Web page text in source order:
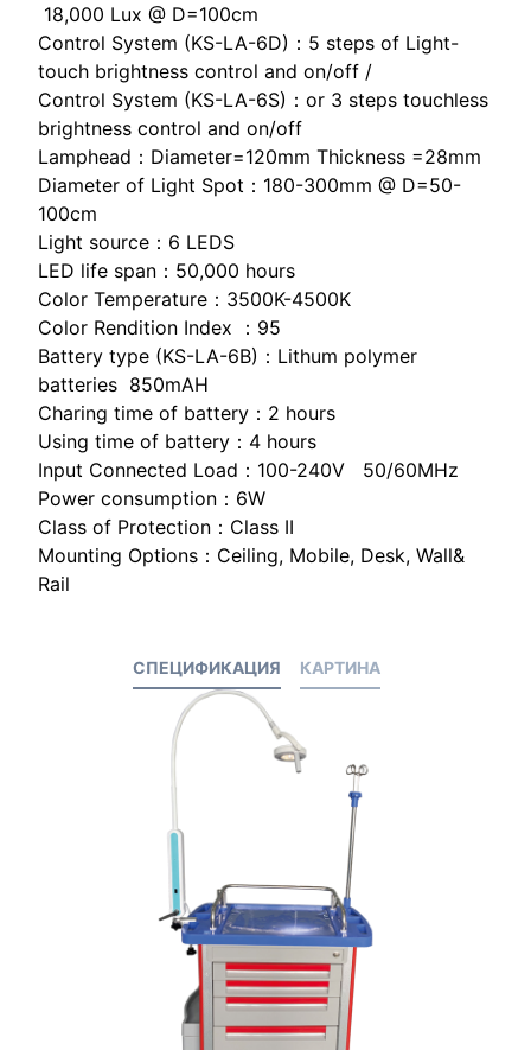
18,000 Lux @ D=100cm
Control System (KS-LA-6D)：5 steps of Light-
touch brightness control and on/off /
Control System (KS-LA-6S)：or 3 steps touchless
brightness control and on/off
Lamphead：Diameter=120mm Thickness =28mm
Diameter of Light Spot：180-300mm @ D=50-
100cm
Light source：6 LEDS
LED life span：50,000 hours
Color Temperature：3500K-4500K
Color Rendition Index ：95
Battery type (KS-LA-6B)：Lithum polymer
batteries 850mAH
Charing time of battery：2 hours
Using time of battery：4 hours
Input Connected Load：100-240V 50/60MHz
Power consumption：6W
Class of Protection：Class II
Mounting Options：Ceiling, Mobile, Desk, Wall&
Rail
СПЕЦИФИКАЦИЯ КАРТИНА